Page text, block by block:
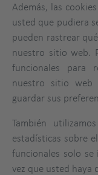
Además, las
usted que pudiera
pueden rastrear
nuestro sitio web.
funcionales para
nuestro sitio web
guardar sus
También
estadísticas sobre
funcionales solo
vez que usted haya